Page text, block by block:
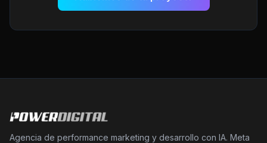
Agencia de performance marketing y desarrollo con IA. Meta